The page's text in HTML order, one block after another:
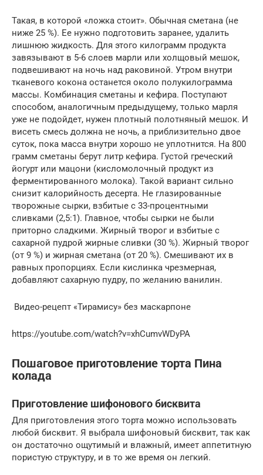
Такая, в которой «ложка стоит». Обычная сметана (не
ниже 25 %). Ее нужно подготовить заранее, удалить
лишнюю жидкость. Для этого килограмм продукта
завязывают в 5-6 слоев марли или холщовый мешок,
подвешивают на ночь над раковиной. Утром внутри
тканевого кокона останется около полукилограмма
массы. Комбинация сметаны и кефира. Поступают
способом, аналогичным предыдущему, только марля
уже не подойдет, нужен плотный полотняный мешок. И
висеть смесь должна не ночь, а приблизительно двое
суток, пока масса внутри хорошо не уплотнится. На 800
грамм сметаны берут литр кефира. Густой греческий
йогурт или мацони (кисломолочный продукт из
ферментированного молока). Такой вариант сильно
снизит калорийность десерта. Не глазированные
творожные сырки, взбитые с 33-процентными
сливками (2,5:1). Главное, чтобы сырки не были
приторно сладкими. Жирный творог и взбитые с
сахарной пудрой жирные сливки (30 %). Жирный творог
(от 9 %) и жирная сметана (от 20 %). Смешивают их в
равных пропорциях. Если кислинка чрезмерная,
добавляют сахарную пудру, по желанию ванилин.
Видео-рецепт «Тирамису» без маскарпоне
https://youtube.com/watch?v=xhCumvWDyPA
Пошаговое приготовление торта Пина
колада
Приготовление шифонового бисквита
Для приготовления этого торта можно использовать
любой бисквит. Я выбрала шифоновый бисквит, так как
он достаточно ощутимый и влажный, имеет аппетитную
пористую структуру, и в то же время он легкий.